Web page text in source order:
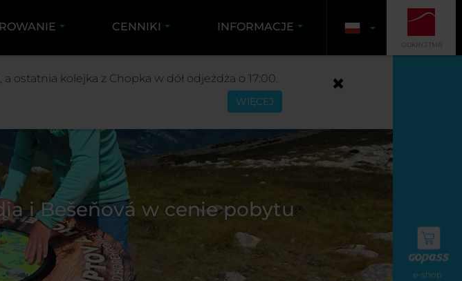
e-shop
CENNIKI INFORMACJE
ODKRYJ TMR
i Bešeňová w cenie pobytu
kolejka z Chopka w dół odjeżdża o 17:00.
WIĘCEJ